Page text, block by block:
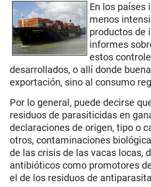
En los países
menos
productos de
informes
estos
desarrollados, o allí donde
exportación, sino al consumo
Por lo general, puede decirse
residuos de parasiticidas en
declaraciones de origen, tipo o
otros, contaminaciones
de las crisis de las vacas locas,
antibióticos como promotores
el de los residuos de